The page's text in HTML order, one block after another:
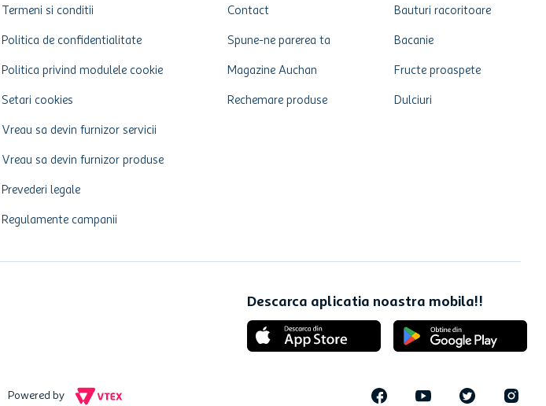
Termeni si conditii
Politica de confidentialitate
Politica privind modulele cookie
Setari cookies
Vreau sa devin furnizor servicii
Vreau sa devin furnizor produse
Prevederi legale
Regulamente campanii
Contact
Spune-ne parerea ta
Magazine Auchan
Rechemare produse
Bauturi racoritoare
Bacanie
Fructe proaspete
Dulciuri
Descarca aplicatia noastra mobila!!
Powered by